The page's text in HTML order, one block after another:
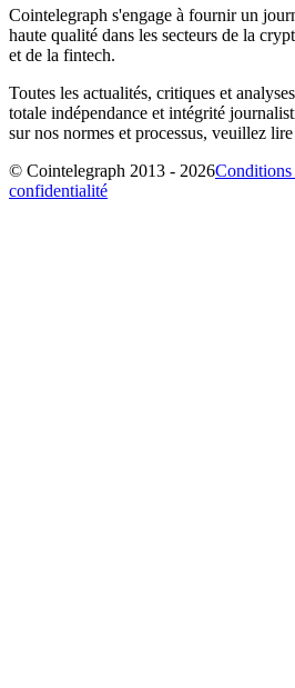
Cointelegraph s'engage à fournir un
haute qualité dans les secteurs de la
et de la fintech.
Toutes les actualités, critiques et
totale indépendance et intégrité
sur nos normes et processus, veuillez
© Cointelegraph 2013 - 2026
confidentialité